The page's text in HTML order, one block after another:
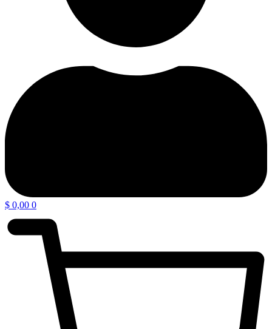
$ 0,00 0